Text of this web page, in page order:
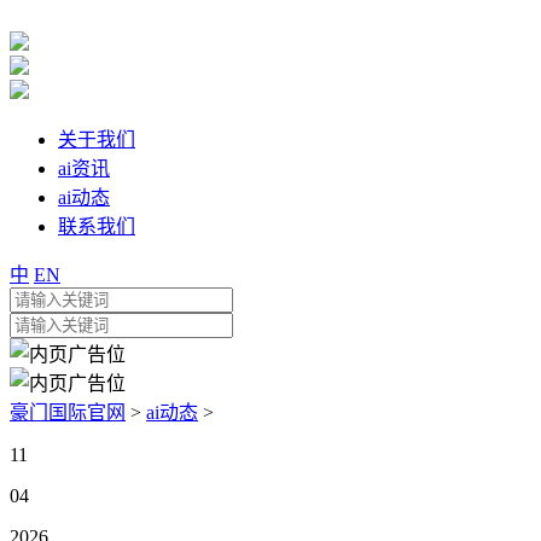
关于我们
ai资讯
ai动态
联系我们
中 EN
豪门国际官网 > ai动态 >
11
04
2026